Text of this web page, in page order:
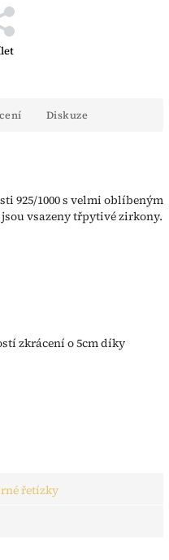
Diskuze
925/1000 s velmi oblíbeným
vsazeny třpytivé zirkony.
zkrácení o 5cm díky
řetízky